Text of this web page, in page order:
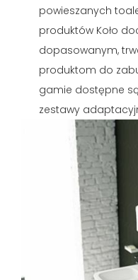
powieszanych
produktów Koło
dopasowanym,
produktom do
gamie dostępne
zestawy